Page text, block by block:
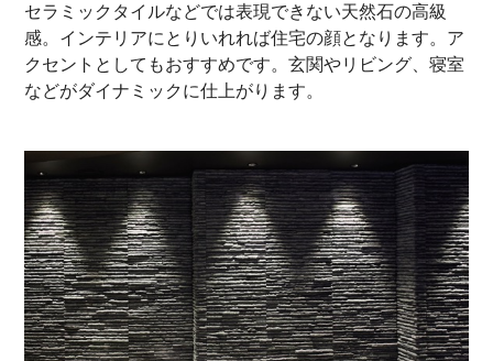
セラミックタイルなどでは表現できない天然石の高級
感。インテリアにとりいれれば住宅の顔となります。ア
クセントとしてもおすすめです。玄関やリビング、寝室
などがダイナミックに仕上がります。